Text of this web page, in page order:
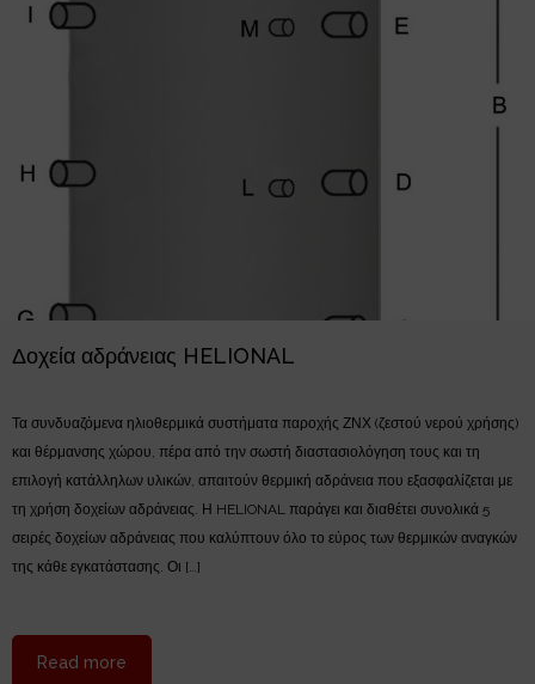
Δοχεία αδράνειας HELIONAL
Τα συνδυαζόμενα ηλιοθερμικά συστήματα παροχής ΖΝΧ (ζεστού νερού χρήσης)
και θέρμανσης χώρου, πέρα από την σωστή διαστασιολόγηση τους και τη
επιλογή κατάλληλων υλικών, απαιτούν θερμική αδράνεια που εξασφαλίζεται με
τη χρήση δοχείων αδράνειας. Η HELIONAL παράγει και διαθέτει συνολικά 5
σειρές δοχείων αδράνειας που καλύπτουν όλο το εύρος των θερμικών αναγκών
της κάθε εγκατάστασης. Οι […]
Read more